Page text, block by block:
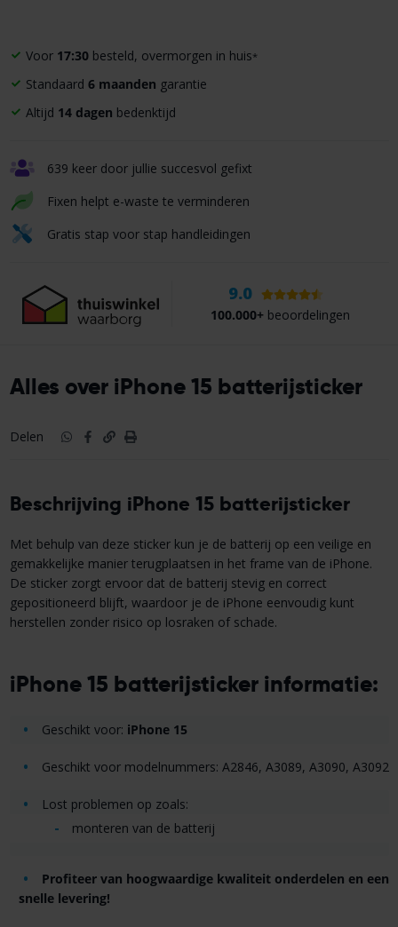
Voor 17:30besteld, overmorgen in huis*
Standaard 6 maanden garantie
Altijd 14 dagen bedenktijd
639 keer door jullie succesvol gefixt
Fixen helpt e-waste te verminderen
Gratis stap voor stap handleidingen
9.0
100.000+ beoordelingen
Alles over iPhone 15 batterijsticker
Delen
Beschrijving iPhone 15 batterijsticker
Met behulp van deze sticker kun je de batterij op een veilige en
gemakkelijke manier terugplaatsen in het frame van de iPhone.
De sticker zorgt ervoor dat de batterij stevig en correct
gepositioneerd blijft, waardoor je de iPhone eenvoudig kunt
herstellen zonder risico op losraken of schade.
iPhone 15 batterijsticker informatie:
Geschikt voor: iPhone 15
Geschikt voor modelnummers: A2846, A3089, A3090, A3092
Lost problemen op zoals:
monteren van de batterij
Profiteer van hoogwaardige kwaliteit onderdelen en een
snelle levering!